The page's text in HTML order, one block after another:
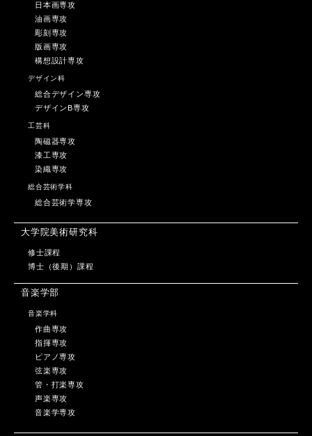
日本画専攻
油画専攻
彫刻専攻
版画専攻
構想設計専攻
デザイン科
総合デザイン専攻
デザインB専攻
工芸科
陶磁器専攻
漆工専攻
染織専攻
総合芸術学科
総合芸術学専攻
大学院美術研究科
修士課程
博士（後期）課程
音楽学部
音楽学科
作曲専攻
指揮専攻
ピアノ専攻
弦楽専攻
管・打楽専攻
声楽専攻
音楽学専攻